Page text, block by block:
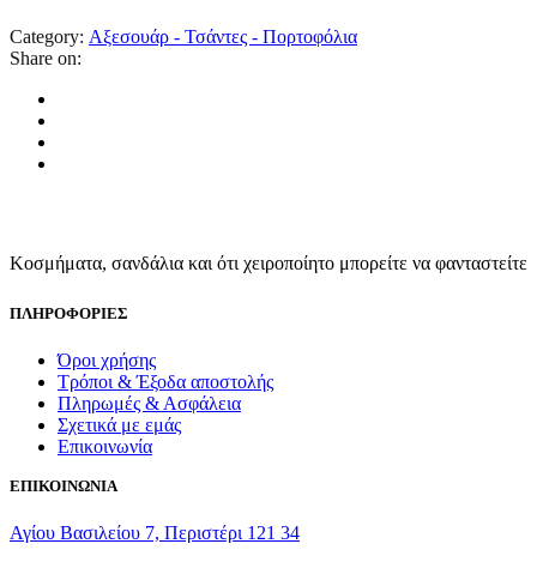
Category: Αξεσουάρ - Τσάντες - Πορτοφόλια
Share on:
Κοσμήματα, σανδάλια και ότι χειροποίητο μπορείτε να φανταστείτε
ΠΛΗΡΟΦΟΡΙΕΣ
Όροι χρήσης
Τρόποι & Έξοδα αποστολής
Πληρωμές & Ασφάλεια
Σχετικά με εμάς
Επικοινωνία
ΕΠΙΚΟΙΝΩΝΙΑ
Αγίου Βασιλείου 7, Περιστέρι 121 34